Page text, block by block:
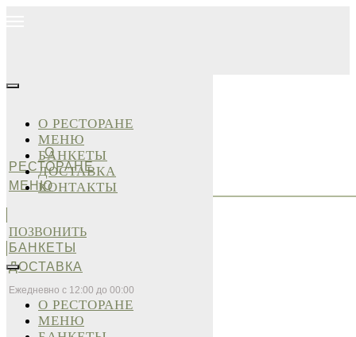
О
РЕСТОРАНЕ
МЕНЮ
БАНКЕТЫ
ДОСТАВКА
Ежедневно с 12:00 до 00:00
О РЕСТОРАНЕ
МЕНЮ
БАНКЕТЫ
ДОСТАВКА
КОНТАКТЫ
ПОЗВОНИТЬ
О РЕСТОРАНЕ
МЕНЮ